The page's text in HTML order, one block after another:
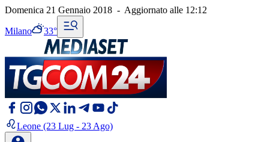
Domenica 21 Gennaio 2018 - Aggiornato alle 12:12
Milano 33°
Leone (23 Lug - 23 Ago)